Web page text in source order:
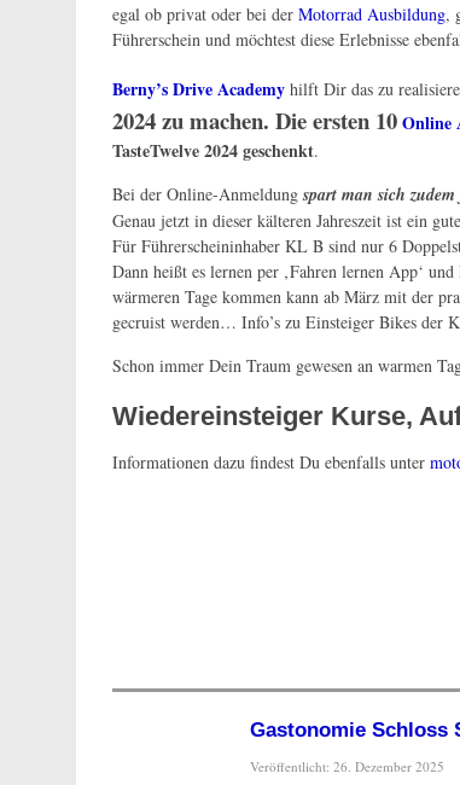
egal ob privat oder bei der Motorrad Ausbildung,
Führerschein und möchtest diese Erlebnisse
Berny’s Drive Academy hilft Dir das zu
2024 zu machen. Die ersten 10Online
TasteTwelve 2024 geschenkt.
Bei der Online-Anmeldungspart man sich
Genau jetzt in dieser kälteren Jahreszeit ist ein
Für Führerscheininhaber KL B sind nur 6
Dann heißt es lernen per ‚Fahren lernen App‘
wärmeren Tage kommen kann ab März mit der
gecruist werden… Info’s zu Einsteiger Bikes der
Schon immer Dein Traum gewesen an warmen
Wiedereinsteiger Kurse,
Informationen dazu findest Du ebenfalls unter
Gastonomie Schloss
Veröffentlicht: 26. Dezember 2025